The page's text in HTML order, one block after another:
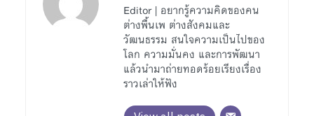
Editor | อยากรู้ความคิดของคน
ต่างพื้นเพ ต่างสังคมและ
วัฒนธรรม สนใจความเป็นไปของ
โลก ความมั่นคง และการพัฒนา
แล้วนำมาถ่ายทอดร้อยเรียงเรื่อง
ราวเล่าให้ฟัง